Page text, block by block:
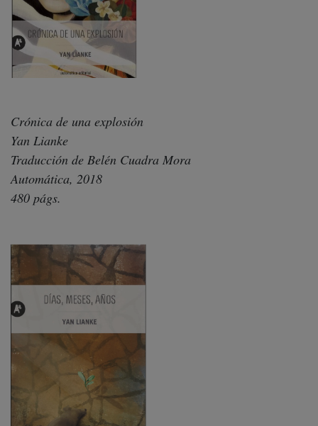
Crónica de una explosión
Yan Lianke
Traducción de Belén Cuadra Mora
Automática, 2018
480 págs.